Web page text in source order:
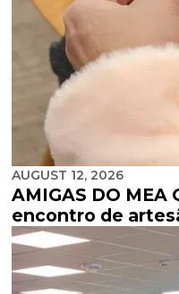
AUGUST 12, 2026
AMIGAS DO MEA
encontro de